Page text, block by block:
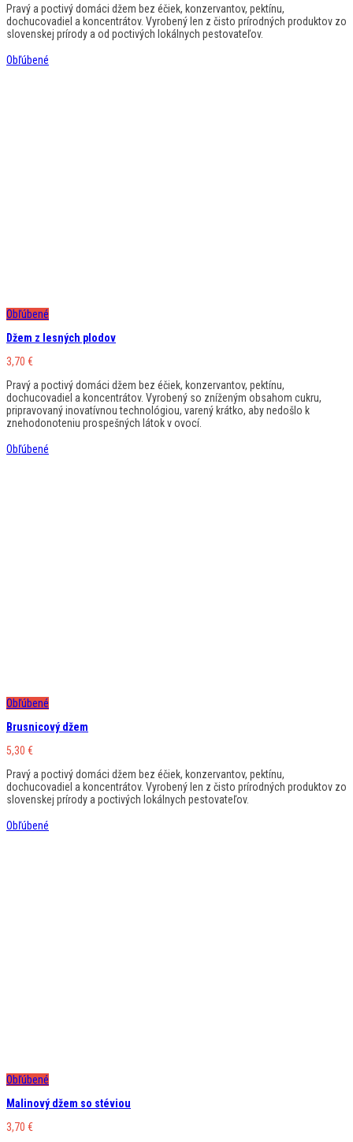
Pravý a poctivý domáci džem bez éčiek, konzervantov, pektínu,
dochucovadiel a koncentrátov. Vyrobený len z čisto prírodných produktov zo
slovenskej prírody a od poctivých lokálnych pestovateľov.
Obľúbené
Obľúbené
Džem z lesných plodov
3,70 €
Pravý a poctivý domáci džem bez éčiek, konzervantov, pektínu,
dochucovadiel a koncentrátov. Vyrobený so zníženým obsahom cukru,
pripravovaný inovatívnou technológiou, varený krátko, aby nedošlo k
znehodonoteniu prospešných látok v ovocí.
Obľúbené
Obľúbené
Brusnicový džem
5,30 €
Pravý a poctivý domáci džem bez éčiek, konzervantov, pektínu,
dochucovadiel a koncentrátov. Vyrobený len z čisto prírodných produktov zo
slovenskej prírody a poctivých lokálnych pestovateľov.
Obľúbené
Obľúbené
Malinový džem so stéviou
3,70 €